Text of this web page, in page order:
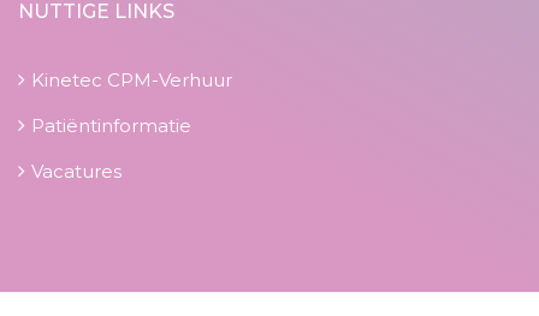
NUTTIGE LINKS
Kinetec CPM-Verhuur
Patiëntinformatie
Vacatures